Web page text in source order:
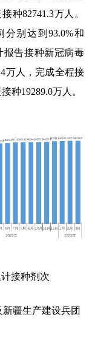
接种82741.3万人。
分别达到93.0%和
报告接种新冠病毒
万人，完成全程接
种19289.0万人。
接种剂次
疆生产建设兵团